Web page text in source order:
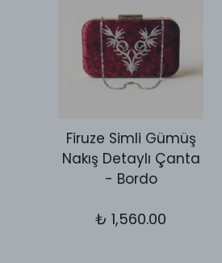
Firuze Simli Gümüş
Nakış Detaylı Çanta
- Bordo
₺ 1,560.00